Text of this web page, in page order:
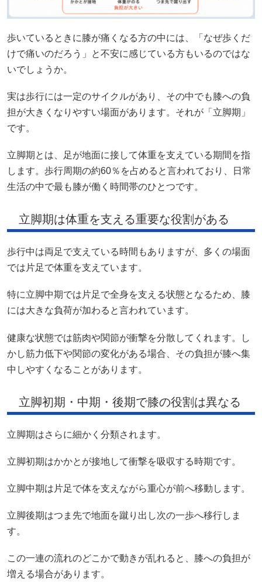
歩いているときに膝が痛くなる方の中には、「なぜ歩くだ
けで痛いのだろう」と不安に感じている方もいるのではな
いでしょうか。
実は歩行には一定のサイクルがあり、その中でも膝への負
担が大きくなりやすい場面があります。それが「立脚期」
です。
立脚期とは、足が地面に接して体重を支えている期間を指
します。歩行周期の約60％を占めると言われており、日常
生活の中で最も膝が働く時間帯のひとつです。
立脚期は体重を支える重要な役割がある
歩行中は両足で支えている時間もありますが、多くの場面
では片足で体重を支えています。
特に立脚中期では片足で全身を支える状態となるため、膝
には大きな負荷が加わると言われています。
健康な状態では筋肉や関節が衝撃を分散してくれます。し
かし筋力低下や関節の変化がある場合、その負担が膝へ集
中しやすくなることがあります。
立脚初期・中期・後期で膝の役割は異なる
立脚期はさらに細かく分類されます。
立脚初期はかかとが接地して衝撃を吸収する時期です。
立脚中期は片足で体を支えながら重心が前へ移動します。
立脚後期はつま先で地面を蹴り出し次の一歩へ移行しま
す。
この一連の流れのどこかで動きが乱れると、膝への負担が
増える場合があります。